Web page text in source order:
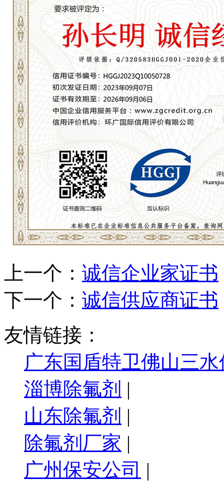
上一个： 诚信企业家证书
下一个： 诚信供应商证书
友情链接：
广东国盾特卫佛山三
淄博除氟剂 |
山东除氟剂 |
除氟剂厂家 |
广州保安公司 |